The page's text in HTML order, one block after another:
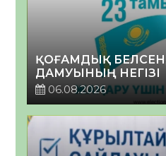
ҚОҒАМДЫҚ
ДАМУЫНЫҢ НЕГІЗІ
06.08.2026